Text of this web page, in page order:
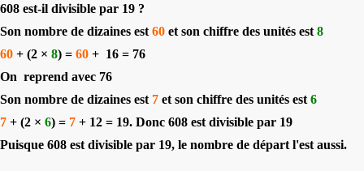
608 est-il divisible par 19 ?
Son nombre de dizaines est 60 et son chiffre des unités est 8
60 + (2 × 8) = 60 + 16 = 76
On reprend avec 76
Son nombre de dizaines est 7 et son chiffre des unités est 6
7 + (2 × 6) = 7 + 12 = 19. Donc 608 est divisible par 19
Puisque 608 est divisible par 19, le nombre de départ l'est aussi.